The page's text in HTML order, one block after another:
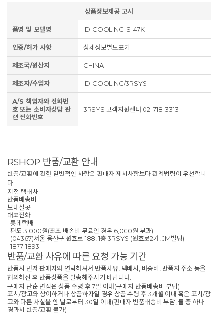
상품정보제공 고시
품명 및 모델명 ID-COOLING IS-47K
인증/허가 사항 상세정보별도표기
제조국/원산지 CHINA
제조자/수입자 ID-COOLING/3RSYS
A/S 책임자와 전화번
호 또는 소비자상담 관
련 전화번호
3RSYS 고객지원센터 02-718-3313
RSHOP 반품/교환 안내
반품/교환에 관한 일반적인 사항은 판매자 제시사항보다 관례법령이 우선합니
다.
지정 택배사
반품배송비
보내실곳
대표전화
: 롯데택배
: 편도 3,000원(최초 배송비 무료인 경우 6,000원 부과)
: (04367)서울 용산구 원효로 188, 1층 3RSYS (원효로2가, JM빌딩)
: 1877-1893
반품/교환 사유에 따른 요청 가능 기간
반품시 먼저 판매자와 연락하셔서 반품사유, 택배사, 배송비, 반품지 주소 등을
협의하신 후 반품상품을 발송해주시기 바랍니다.
구매자 단순 변심은 상품 수령 후 7일 이내(구매자 반품배송비 부담)
표시/광고와 상이하거나 상품하자일 경우 상품 수령 후 3개월 이내 혹은 표시/광
고와 다른 사실을 안 날로부터 30일 이내(판매자 반품배송비 부담, 둘 중 하나
경과시 반품/교환 불가)